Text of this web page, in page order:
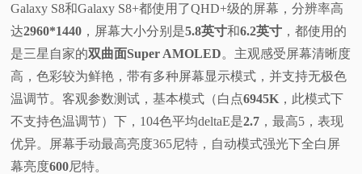
Galaxy S8和Galaxy S8+都使用了QHD+级的屏幕，分辨率高
达2960*1440 ，屏幕大小分别是5.8英寸和6.2英寸 ，都使用的
是三星自家的双曲面Super AMOLED。主观感受屏幕清晰度
高，色彩较为鲜艳，带有多种屏幕显示模式，并支持无极色
温调节。客观参数测试，基本模式（白点6945K ，此模式下
不支持色温调节）下，104色平均deltaE是2.7 ，最高5，表现
优异。屏幕手动最高亮度365尼特，自动模式强光下全白屏
幕亮度600尼特。